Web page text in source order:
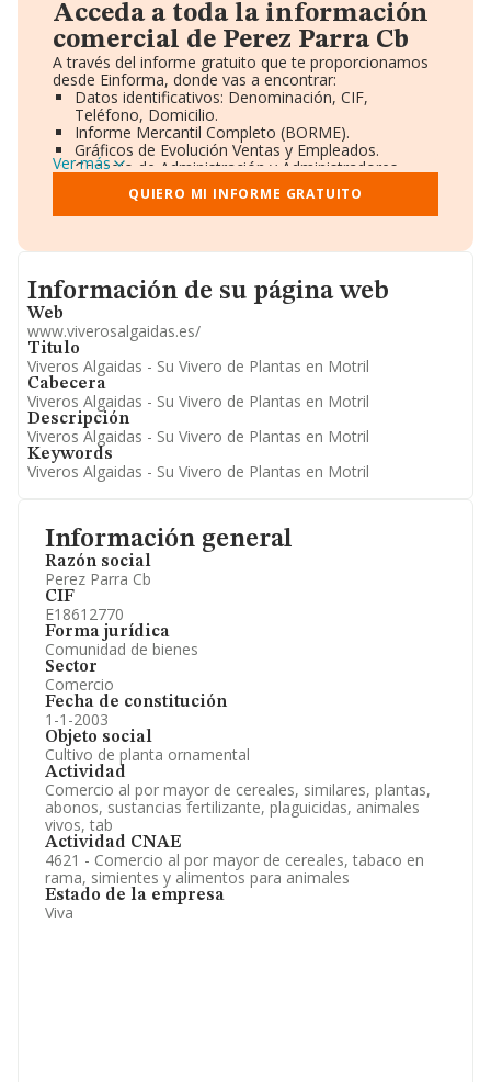
Información general
Razón social
Perez Parra Cb
CIF
E18612770
Forma jurídica
Comunidad de bienes
Sector
Comercio
Fecha de constitución
1-1-2003
Objeto social
Cultivo de planta ornamental
Actividad
Comercio al por mayor de cereales, similares, plantas,
abonos, sustancias fertilizante, plaguicidas, animales
vivos, tab
Actividad CNAE
4621 - Comercio al por mayor de cereales, tabaco en
rama, simientes y alimentos para animales
Estado de la empresa
Viva
Acceda a toda la información
comercial de Perez Parra Cb
A través del informe gratuito que te proporcionamos
desde Einforma, donde vas a encontrar:
Datos identificativos: Denominación, CIF,
Teléfono, Domicilio.
Informe Mercantil Completo (BORME).
Gráficos de Evolución Ventas y Empleados.
Consejo de Administración y Administradores.
Directivos y Ejecutivos.
Accionistas.
Participaciones y Vinculaciones en otras empresas.
Información oficial y registral complementaria.
Ver más
QUIERO MI INFORME GRATUITO
Informacion de su página web
Información de su página web
Web
www.viverosalgaidas.es/
Titulo
Viveros Algaidas - Su Vivero de Plantas en Motril
Cabecera
Viveros Algaidas - Su Vivero de Plantas en Motril
Descripción
Viveros Algaidas - Su Vivero de Plantas en Motril
Keywords
Viveros Algaidas - Su Vivero de Plantas en Motril